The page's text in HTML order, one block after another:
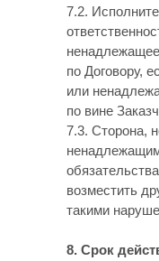
7.2.
по Договору,
или
по вине
7.3. Сторона,
возместить
такими
8. Срок